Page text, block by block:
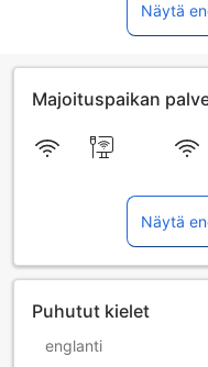
Näytä
Majoituspaikan
Näytä
Puhutut kielet
englanti